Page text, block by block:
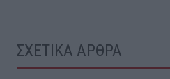
ΣΧΕΤΙΚΑ ΑΡΘΡΑ